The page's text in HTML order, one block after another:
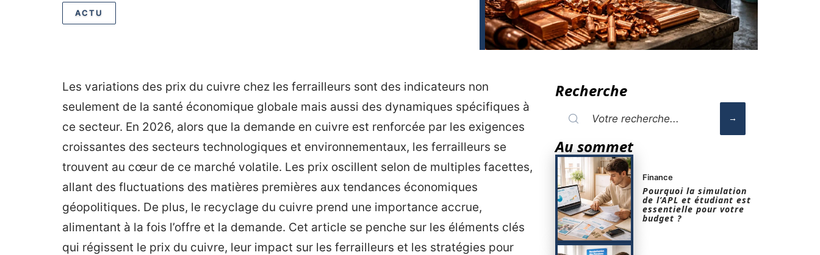
ACTU
Les variations des prix du cuivre chez les ferrailleurs sont des indicateurs non
seulement de la santé économique globale mais aussi des dynamiques spécifiques à
ce secteur. En 2026, alors que la demande en cuivre est renforcée par les exigences
croissantes des secteurs technologiques et environnementaux, les ferrailleurs se
trouvent au cœur de ce marché volatile. Les prix oscillent selon de multiples facettes,
allant des fluctuations des matières premières aux tendances économiques
géopolitiques. De plus, le recyclage du cuivre prend une importance accrue,
alimentant à la fois l’offre et la demande. Cet article se penche sur les éléments clés
qui régissent le prix du cuivre, leur impact sur les ferrailleurs et les stratégies pour
Recherche
Au sommet
Finance
Pourquoi la simulation
de l’APL et étudiant est
essentielle pour votre
budget ?